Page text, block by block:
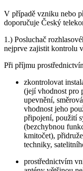
V případě vzniku nebo
doporučuje Český
1.) Posluchač
nejprve zajistit kontrolu
Při příjmu
zkontrolovat
(její vhodnost pro
upevnění,
vhodnost jeho
připojení, použití
(bezchybnou
kmitočet),
techniky,
prostřednictvím